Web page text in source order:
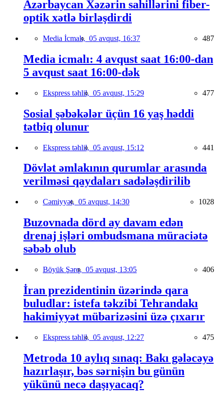
Azərbaycan Xəzərin sahillərini fiber-
optik xətlə birləşdirdi
Media İcmalı, 05 avqust, 16:37 487
Media icmalı: 4 avqust saat 16:00-dan
5 avqust saat 16:00-dək
Ekspress təhlil, 05 avqust, 15:29 477
Sosial şəbəkələr üçün 16 yaş həddi
tətbiq olunur
Ekspress təhlil, 05 avqust, 15:12 441
Dövlət əmlakının qurumlar arasında
verilməsi qaydaları sadələşdirilib
Cəmiyyət, 05 avqust, 14:30 1028
Buzovnada dörd ay davam edən
drenaj işləri ombudsmana müraciətə
səbəb olub
Böyük Şərq, 05 avqust, 13:05 406
İran prezidentinin üzərində qara
buludlar: istefa təkzibi Tehrandakı
hakimiyyət mübarizəsini üzə çıxarır
Ekspress təhlil, 05 avqust, 12:27 475
Metroda 10 aylıq sınaq: Bakı gələcəyə
hazırlaşır, bəs sərnişin bu günün
yükünü necə daşıyacaq?